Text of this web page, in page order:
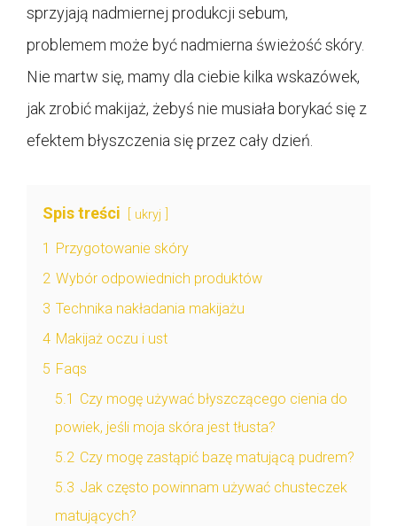
sprzyjają nadmiernej produkcji sebum,
problemem może być nadmierna świeżość skóry.
Nie martw się, mamy dla ciebie kilka wskazówek,
jak zrobić makijaż, żebyś nie musiała borykać się z
efektem błyszczenia się przez cały dzień.
Spis treści ukryj
1
Przygotowanie skóry
2 Wybór odpowiednich produktów
3 Technika nakładania makijażu
4 Makijaż oczu i ust
5 Faqs
5.1 Czy mogę używać błyszczącego cienia do
powiek, jeśli moja skóra jest tłusta?
5.2 Czy mogę zastąpić bazę matującą pudrem?
5.3 Jak często powinnam używać chusteczek
matujących?